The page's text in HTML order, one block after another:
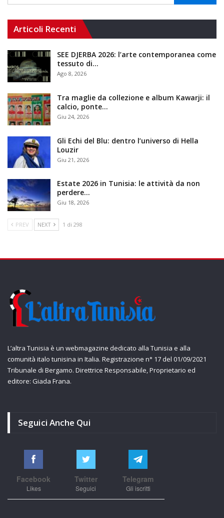
Articoli Recenti
SEE DJERBA 2026: l’arte contemporanea come
tessuto di…
Ago 8, 2026
Tra maglie da collezione e album Kawarji: il
calcio, ponte…
Giu 24, 2026
Gli Echi del Blu: dentro l’universo di Hella
Louzir
Giu 21, 2026
Estate 2026 in Tunisia: le attività da non
perdere…
Giu 18, 2026
PREV NEXT 1 di 298
L’altra Tunisia è un webmagazine dedicato alla Tunisia e alla
comunità italo tunisina in Italia. Registrazione n° 17 del 01/09/2021
Tribunale di Bergamo. Direttrice Responsabile, Proprietario ed
editore: Giada Frana.
Seguici Anche Qui
Facebook
Likes
Twitter
Seguici
Telegram
Gli iscritti